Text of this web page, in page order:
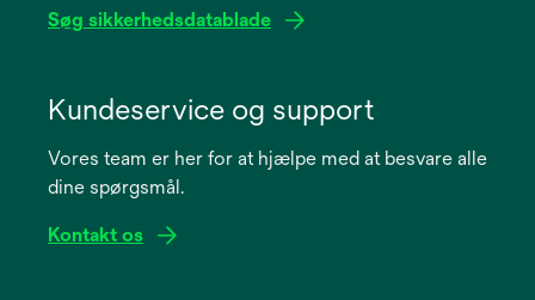
Søg sikkerhedsdatablade
new
Kundeservice og support
Vores team er her for at hjælpe med at besvare alle
dine spørgsmål.
Kontakt os